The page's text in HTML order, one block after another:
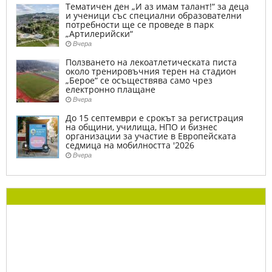
Тематичен ден „И аз имам талант!“ за деца
и ученици със специални образователни
потребности ще се проведе в парк
„Артилерийски“
Вчера
Ползването на лекоатлетическата писта
около тренировъчния терен на стадион
„Берое“ се осъществява само чрез
електронно плащане
Вчера
До 15 септември е срокът за регистрация
на общини, училища, НПО и бизнес
организации за участие в Европейската
седмица на мобилността '2026
Вчера